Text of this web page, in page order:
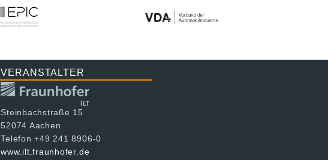
VERANSTALTER
Steinbachstraße 15
52074 Aachen
Telefon +49 241 8906-0
www.ilt.fraunhofer.de